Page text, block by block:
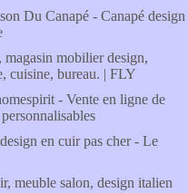
Du Canapé - Canapé design
mobilier design,
cuisine, bureau. | FLY
- Vente en ligne de
en cuir pas cher - Le
meuble salon, design italien